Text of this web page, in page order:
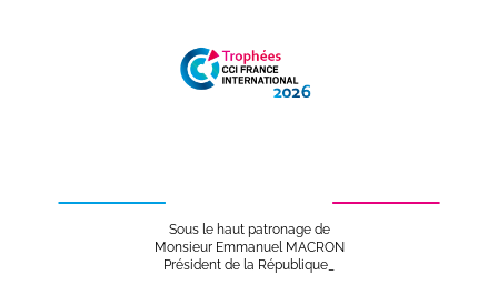
Sous le haut patronage de
Monsieur Emmanuel MACRON
Président de la République